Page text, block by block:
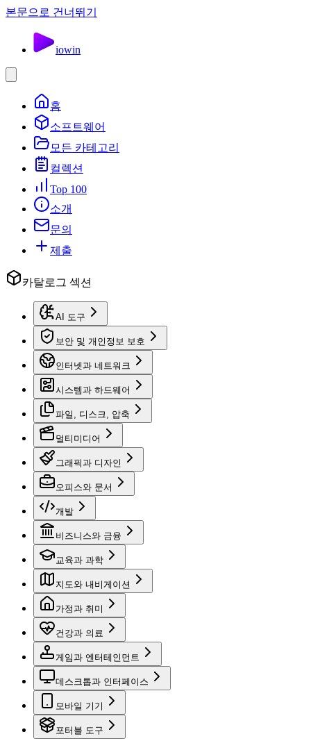
본문으로 건너뛰기
iowin
홈
소프트웨어
모든 카테고리
컬렉션
Top 100
소개
문의
제출
카탈로그 섹션
AI 도구
보안 및 개인정보 보호
인터넷과 네트워크
시스템과 하드웨어
파일, 디스크, 압축
멀티미디어
그래픽과 디자인
오피스와 문서
개발
비즈니스와 금융
교육과 과학
지도와 내비게이션
가정과 취미
건강과 의료
게임과 엔터테인먼트
데스크톱과 인터페이스
모바일 기기
포터블 도구